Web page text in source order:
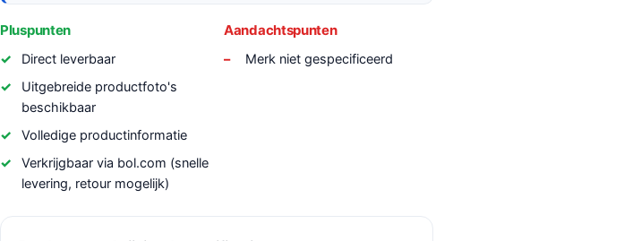
Pluspunten
Direct leverbaar
Uitgebreide productfoto's
beschikbaar
Volledige productinformatie
Verkrijgbaar via bol.com (snelle
levering, retour mogelijk)
Aandachtspunten
Merk niet gespecificeerd